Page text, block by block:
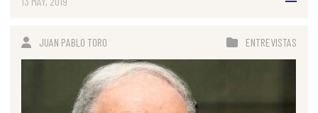
JUAN PABLO TORO ENTREVISTAS